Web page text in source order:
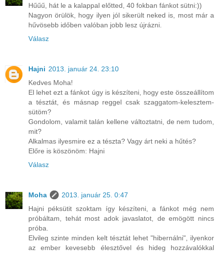
Hűűű, hát le a kalappal előtted, 40 fokban fánkot sütni:))
Nagyon örülök, hogy ilyen jól sikerült neked is, most már a
hűvösebb időben valóban jobb lesz újrázni.
Válasz
Hajni 2013. január 24. 23:10
Kedves Moha!
El lehet ezt a fánkot úgy is készíteni, hogy este összeállítom
a tésztát, és másnap reggel csak szaggatom-kelesztem-
sütöm?
Gondolom, valamit talán kellene változtatni, de nem tudom,
mit?
Alkalmas ilyesmire ez a tészta? Vagy árt neki a hűtés?
Előre is köszönöm: Hajni
Válasz
Moha
2013. január 25. 0:47
Hajni péksütit szoktam így készíteni, a fánkot még nem
próbáltam, tehát most adok javaslatot, de emögött nincs
próba.
Elvileg szinte minden kelt tésztát lehet "hibernálni", ilyenkor
az ember kevesebb élesztővel és hideg hozzávalókkal